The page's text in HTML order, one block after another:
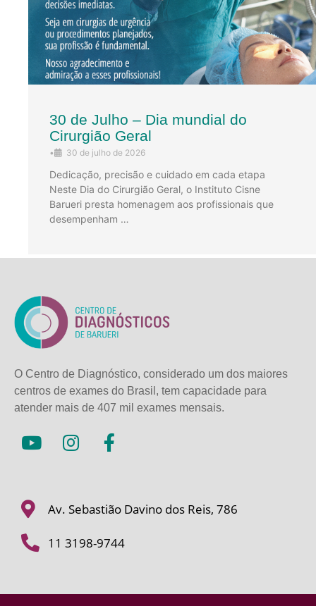
30 de Julho – Dia mundial do
Cirurgião Geral
• 30 de julho de 2026
Dedicação, precisão e cuidado em cada etapa
Neste Dia do Cirurgião Geral, o Instituto Cisne
Barueri presta homenagem aos profissionais que
desempenham …
O Centro de Diagnóstico, considerado um dos maiores
centros de exames do Brasil, tem capacidade para
atender mais de 407 mil exames mensais.
Av. Sebastião Davino dos Reis, 786
11 3198-9744